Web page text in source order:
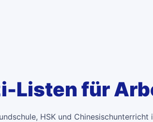
Listen für
HSK und